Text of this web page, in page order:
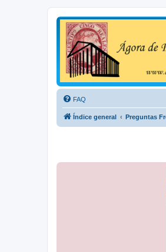
Ágora de Filatelia
Foro sobre filatelia o sobre lo que
FAQ
Índice general Preguntas